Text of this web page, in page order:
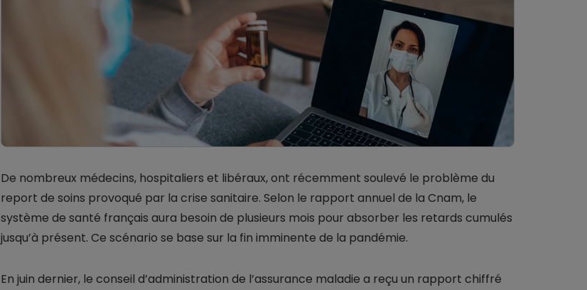
De nombreux médecins, hospitaliers et libéraux, ont récemment soulevé le problème du
report de soins provoqué par la crise sanitaire. Selon le rapport annuel de la Cnam, le
système de santé français aura besoin de plusieurs mois pour absorber les retards cumulés
jusqu’à présent. Ce scénario se base sur la fin imminente de la pandémie.
En juin dernier, le conseil d’administration de l’assurance maladie a reçu un rapport chiffré